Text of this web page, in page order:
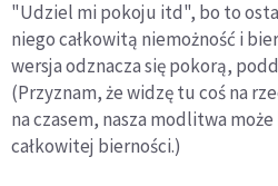
"Udziel mi pokoju itd", bo to
niego całkowitą niemożność i
wersja odznacza się pokorą,
(Przyznam, że widzę tu coś na
na czasem, nasza modlitwa
całkowitej bierności.)